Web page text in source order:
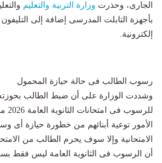
الجارى، وحذرت وزارة التربية والتعليم
بأجهزة التابلت المدرسى إضافة إلى
إلكترونية.
رسوب الطالب فى حالة حيازة المحمول
وشددت الوزارة على أن ضبط الطالب
الأمور توعية أبنائهم من خطورة حيازة أى
الامتحانية وإلا سوف يحرم الطالب من
أن الرسوب فى الثانوية العامة ليس فقط